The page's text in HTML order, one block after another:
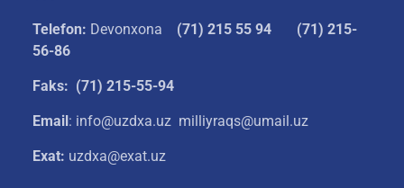
Telefon: Devonxona (71) 215 55 94
(71) 215-
56-86
Faks: (71) 215-55-94
Email : info@uzdxa.uz milliyraqs@umail.uz
Exat: uzdxa@exat.uz